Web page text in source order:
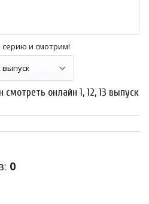
и смотрим!
смотреть онлайн 1, 12, 13 выпуск
: 0